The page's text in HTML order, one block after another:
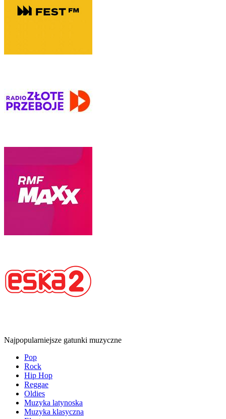
Najpopularniejsze gatunki muzyczne
Pop
Rock
Hip Hop
Reggae
Oldies
Muzyka latynoska
Muzyka klasyczna